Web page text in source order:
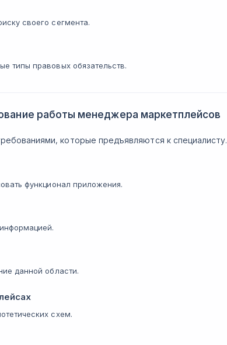
своего сегмента.
типы правовых обязательств.
работы менеджера маркетплейсов
которые предъявляются к специалисту.
функционал приложения.
данной области.
схем.